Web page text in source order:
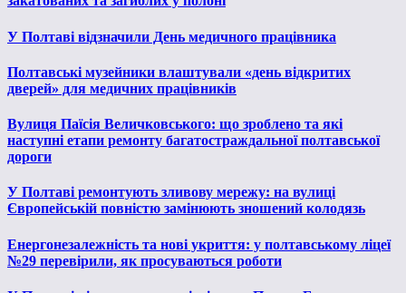
У Полтаві відзначили День медичного працівника
Полтавські музейники влаштували «день відкритих
дверей» для медичних працівників
Вулиця Паїсія Величковського: що зроблено та які
наступні етапи ремонту багатостраждальної полтавської
дороги
У Полтаві ремонтують зливову мережу: на вулиці
Європейській повністю замінюють зношений колодязь
Енергонезалежність та нові укриття: у полтавському ліцеї
№29 перевірили, як просуваються роботи